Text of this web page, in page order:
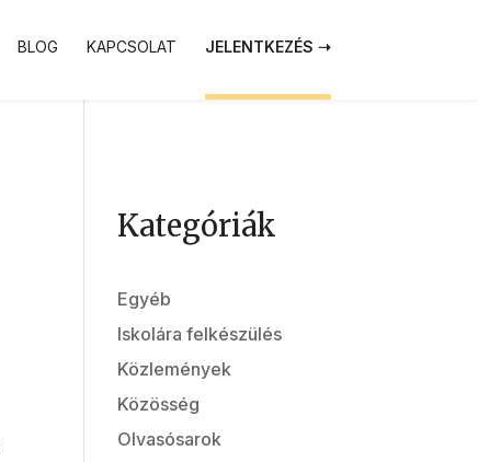
BLOG KAPCSOLAT JELENTKEZÉS ➝
Kategóriák
Egyéb
Iskolára felkészülés
Közlemények
Közösség
Olvasósarok